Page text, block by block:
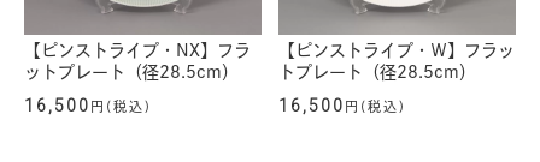
【ピンストライプ・NX】フラ
ットプレート（径28.5cm）
16,500 円(税込)
【ピンストライプ・Ｗ】フラッ
トプレート（径28.5cm）
16,500 円(税込)